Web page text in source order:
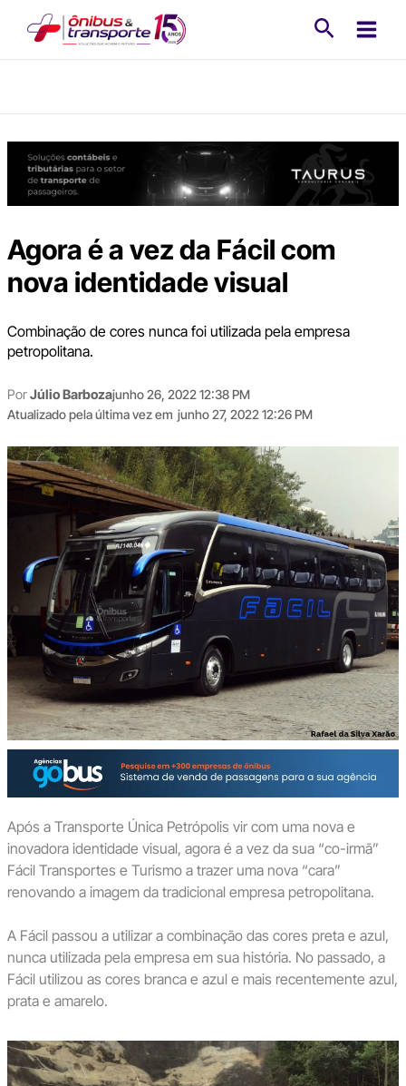
Agora é a vez da Fácil com
nova identidade visual
Combinação de cores nunca foi utilizada pela empresa
petropolitana.
PorJúlio Barbozajunho 26, 2022 12:38 PM
Atualizado pela última vez em junho 27, 2022 12:26 PM
Após a Transporte Única Petrópolis vir com uma nova e
inovadora identidade visual, agora é a vez da sua “co-irmã”
Fácil Transportes e Turismo a trazer uma nova “cara”
renovando a imagem da tradicional empresa petropolitana.
A Fácil passou a utilizar a combinação das cores preta e azul,
nunca utilizada pela empresa em sua história. No passado, a
Fácil utilizou as cores branca e azul e mais recentemente azul,
prata e amarelo.